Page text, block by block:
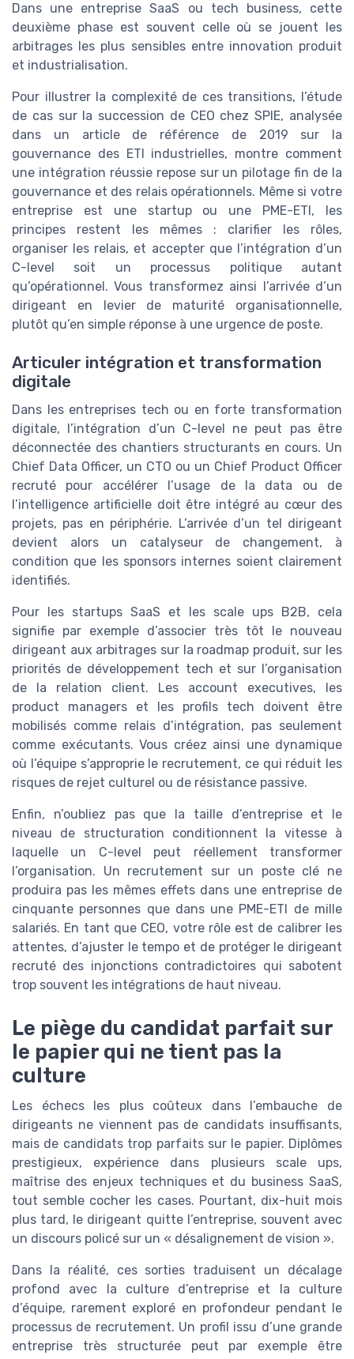
Dans une entreprise SaaS ou tech business, cette
deuxième phase est souvent celle où se jouent les
arbitrages les plus sensibles entre innovation produit
et industrialisation.
Pour illustrer la complexité de ces transitions, l’étude
de cas sur la succession de CEO chez SPIE, analysée
dans un article de référence de 2019 sur la
gouvernance des ETI industrielles, montre comment
une intégration réussie repose sur un pilotage fin de la
gouvernance et des relais opérationnels. Même si votre
entreprise est une startup ou une PME-ETI, les
principes restent les mêmes : clarifier les rôles,
organiser les relais, et accepter que l’intégration d’un
C-level soit un processus politique autant
qu’opérationnel. Vous transformez ainsi l’arrivée d’un
dirigeant en levier de maturité organisationnelle,
plutôt qu’en simple réponse à une urgence de poste.
Articuler intégration et transformation
digitale
Dans les entreprises tech ou en forte transformation
digitale, l’intégration d’un C-level ne peut pas être
déconnectée des chantiers structurants en cours. Un
Chief Data Officer, un CTO ou un Chief Product Officer
recruté pour accélérer l’usage de la data ou de
l’intelligence artificielle doit être intégré au cœur des
projets, pas en périphérie. L’arrivée d’un tel dirigeant
devient alors un catalyseur de changement, à
condition que les sponsors internes soient clairement
identifiés.
Pour les startups SaaS et les scale ups B2B, cela
signifie par exemple d’associer très tôt le nouveau
dirigeant aux arbitrages sur la roadmap produit, sur les
priorités de développement tech et sur l’organisation
de la relation client. Les account executives, les
product managers et les profils tech doivent être
mobilisés comme relais d’intégration, pas seulement
comme exécutants. Vous créez ainsi une dynamique
où l’équipe s’approprie le recrutement, ce qui réduit les
risques de rejet culturel ou de résistance passive.
Enfin, n’oubliez pas que la taille d’entreprise et le
niveau de structuration conditionnent la vitesse à
laquelle un C-level peut réellement transformer
l’organisation. Un recrutement sur un poste clé ne
produira pas les mêmes effets dans une entreprise de
cinquante personnes que dans une PME-ETI de mille
salariés. En tant que CEO, votre rôle est de calibrer les
attentes, d’ajuster le tempo et de protéger le dirigeant
recruté des injonctions contradictoires qui sabotent
trop souvent les intégrations de haut niveau.
Le piège du candidat parfait sur
le papier qui ne tient pas la
culture
Les échecs les plus coûteux dans l’embauche de
dirigeants ne viennent pas de candidats insuffisants,
mais de candidats trop parfaits sur le papier. Diplômes
prestigieux, expérience dans plusieurs scale ups,
maîtrise des enjeux techniques et du business SaaS,
tout semble cocher les cases. Pourtant, dix-huit mois
plus tard, le dirigeant quitte l’entreprise, souvent avec
un discours policé sur un « désalignement de vision ».
Dans la réalité, ces sorties traduisent un décalage
profond avec la culture d’entreprise et la culture
d’équipe, rarement exploré en profondeur pendant le
processus de recrutement. Un profil issu d’une grande
entreprise très structurée peut par exemple être